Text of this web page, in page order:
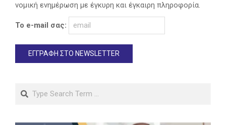
νομική ενημέρωση με έγκυρη και έγκαιρη πληροφορία.
Το e-mail σας:
Search